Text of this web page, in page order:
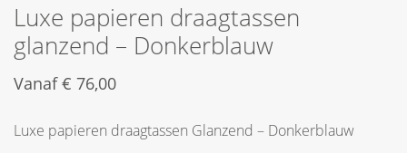
Luxe papieren draagtassen
glanzend – Donkerblauw
Vanaf€ 76,00
Luxe papieren draagtassen Glanzend – Donkerblauw